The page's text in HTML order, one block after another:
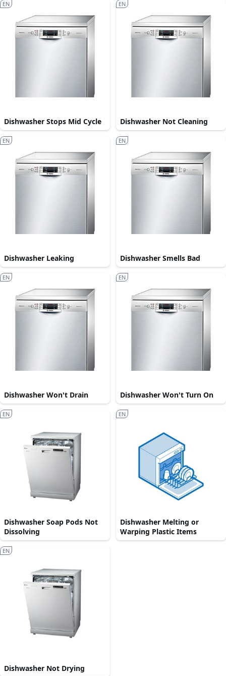
Dishwasher Stops Mid Cycle
EN
Dishwasher Not Cleaning
EN
Dishwasher Leaking
EN
Dishwasher Smells Bad
EN
Dishwasher Won't Drain
EN
Dishwasher Won't Turn On
EN
Dishwasher Soap Pods Not
Dissolving
EN
Dishwasher Melting or
Warping Plastic Items
EN
Dishwasher Not Drying
EN